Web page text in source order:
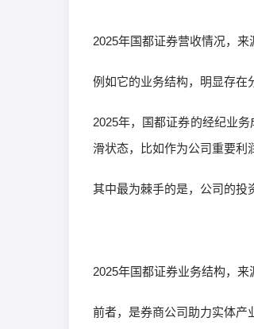
2025年国都证券营收情况，来
例如它的业务结构，明显存在
2025年，国都证券的经纪业
滑状态，比如作为公司重要利
其中最为棘手的是，公司的投
2025年国都证券业务结构，来
前者，是券商公司助力实体